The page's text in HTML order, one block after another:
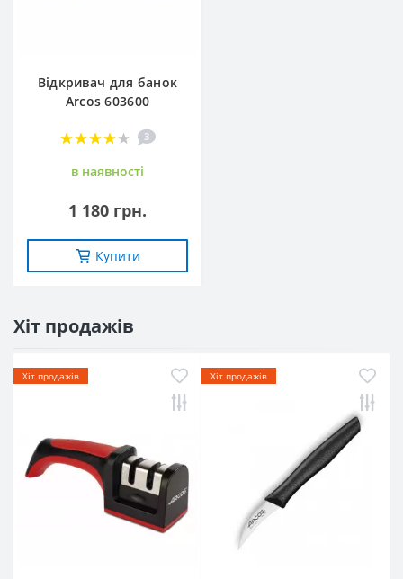
Відкривач для банок
Arcos 603600
3
в наявностi
1 180 грн.
Купити
Хіт продажів
Хіт продажів Хіт продажів